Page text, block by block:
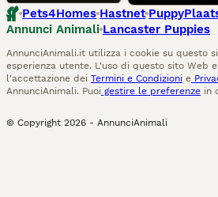
Pets4Homes Hastnet
Annunci Animali Lancaster Puppies
AnnunciAnimali.it utilizza i cookie su questo
esperienza utente. L'uso di questo sito Web
l'accettazione dei Termini e Condizioni e
AnnunciAnimali. Puoi gestire le preferenze in
© Copyright 2026 - AnnunciAnimali